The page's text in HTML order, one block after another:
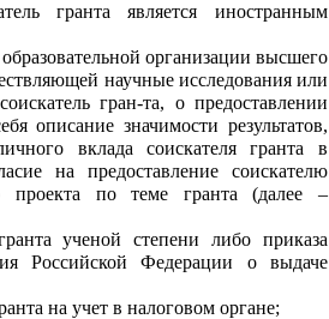
гранта является иностранным
организации высшего
научные исследования или
гран-та, о предоставлении
описание значимости результатов,
вклада соискателя гранта в
на предоставление соискателю
проекта по теме гранта (далее –
ученой степени либо приказа
Российской Федерации о выдаче
на учет в налоговом органе;